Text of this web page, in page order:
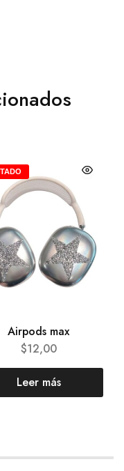
Airpods max
$12,00
Leer más